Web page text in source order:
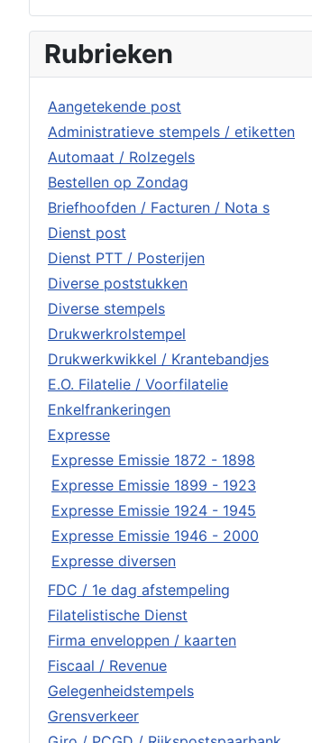
Rubrieken
Aangetekende post
Administratieve stempels / etiketten
Automaat / Rolzegels
Bestellen op Zondag
Briefhoofden / Facturen / Nota s
Dienst post
Dienst PTT / Posterijen
Diverse poststukken
Diverse stempels
Drukwerkrolstempel
Drukwerkwikkel / Krantebandjes
E.O. Filatelie / Voorfilatelie
Enkelfrankeringen
Expresse
Expresse Emissie 1872 - 1898
Expresse Emissie 1899 - 1923
Expresse Emissie 1924 - 1945
Expresse Emissie 1946 - 2000
Expresse diversen
FDC / 1e dag afstempeling
Filatelistische Dienst
Firma enveloppen / kaarten
Fiscaal / Revenue
Gelegenheidstempels
Grensverkeer